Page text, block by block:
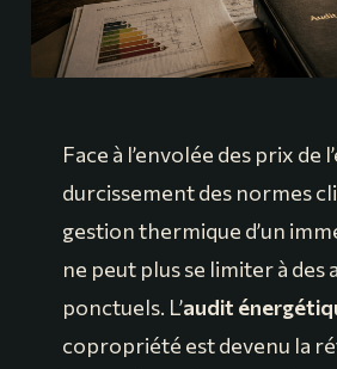
Face à l’envolée des prix de
durcissement des normes
gestion thermique d’un
ne peut plus se limiter à des
ponctuels. L’audit
copropriété est devenu la